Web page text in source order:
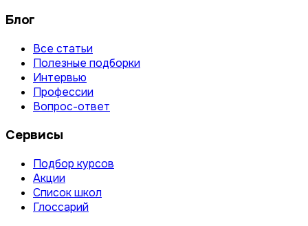
Блог
Все статьи
Полезные подборки
Интервью
Профессии
Вопрос-ответ
Сервисы
Подбор курсов
Акции
Список школ
Глоссарий